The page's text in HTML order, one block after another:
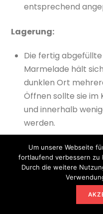
entsprechend
Lagerung:
Die fertig
Marmelade hält
dunklen Ort
Öffnen sollte sie im
und innerhalb
werden.
Viel Freude beim
selbstgemachten
Ingwer und Zimt!
Tipps zur
Um unsere Webseite
fortlaufend verbessern zu
Durch die weitere